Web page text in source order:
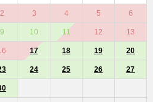
2 3 4 5 6
9 10 11 12 13
17 18 19 20
24 25 26 27